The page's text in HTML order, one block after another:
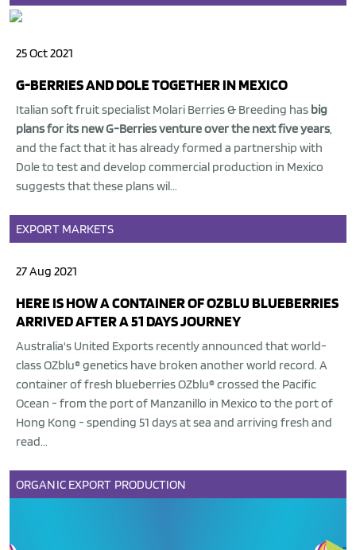
25 Oct 2021
G-BERRIES AND DOLE TOGETHER IN MEXICO
Italian soft fruit specialist Molari Berries & Breeding has big
plans for its new G-Berries venture over the next five years,
and the fact that it has already formed a partnership with
Dole to test and develop commercial production in Mexico
suggests that these plans wil...
EXPORT MARKETS
27 Aug 2021
HERE IS HOW A CONTAINER OF OZBLU BLUEBERRIES
ARRIVED AFTER A 51 DAYS JOURNEY
Australia's United Exports recently announced that world-
class OZblu® genetics have broken another world record. A
container of fresh blueberries OZblu® crossed the Pacific
Ocean - from the port of Manzanillo in Mexico to the port of
Hong Kong - spending 51 days at sea and arriving fresh and
read...
ORGANIC EXPORT PRODUCTION